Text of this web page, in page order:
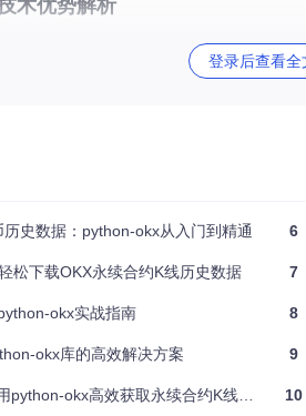
术优势解析
SDK，在数据获取方面展现出显著优势，
"实时行情+历史数据库"架构，前者满足
，能够自动处理网络波动、服务器维护
异常逻辑。
登录后查看全
史数据：python-okx从入门到精通
松下载OKX永续合约K线历史数据
okx实战指南
okx库的高效解决方案
okx高效获取永续合约K线数据
6
7
8
9
10